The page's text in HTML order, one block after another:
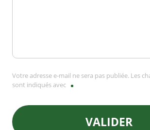
Votre adresse e-mail ne sera pas publiée. Les
sont indiqués avec
VALIDER